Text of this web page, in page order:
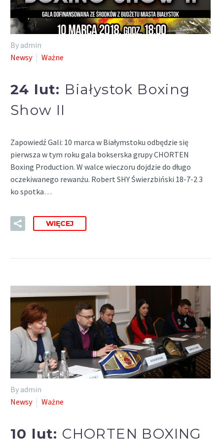
By admin
Newsy
Ważne
24 lut: Białystok Boxing
Show II
Zapowiedź Gali: 10 marca w Białymstoku odbędzie się
pierwsza w tym roku gala bokserska grupy CHORTEN
Boxing Production. W walce wieczoru dojdzie do długo
oczekiwanego rewanżu. Robert SHY Świerzbiński 18-7-2 3
ko spotka…
WIĘCEJ
By admin
Newsy
Ważne
10 lut: CHORTEN BOXING